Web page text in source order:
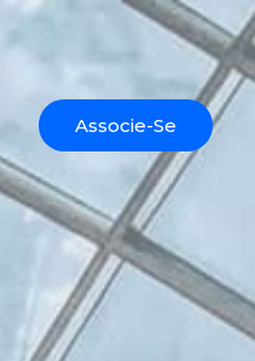
Associe-Se